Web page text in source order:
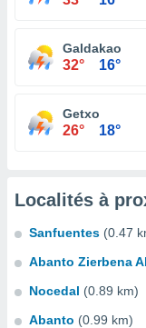
Galdakao
32° 16°
Getxo
26° 18°
Localités à
Sanfuentes (0.47
Abanto Zierbena
Nocedal (0.89 km)
Abanto (0.99 km)